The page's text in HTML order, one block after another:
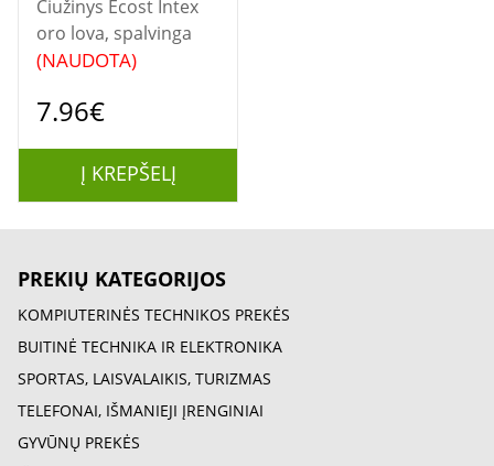
Čiužinys Ecost Intex
oro lova, spalvinga
(NAUDOTA)
7.96€
Į KREPŠELĮ
PREKIŲ KATEGORIJOS
KOMPIUTERINĖS TECHNIKOS PREKĖS
BUITINĖ TECHNIKA IR ELEKTRONIKA
SPORTAS, LAISVALAIKIS, TURIZMAS
TELEFONAI, IŠMANIEJI ĮRENGINIAI
GYVŪNŲ PREKĖS